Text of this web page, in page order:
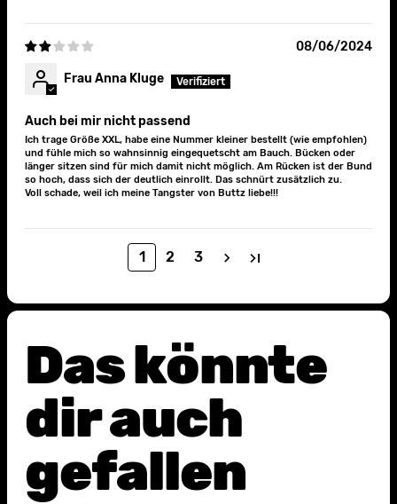
08/06/2024
Frau Anna Kluge
Auch bei mir nicht passend
Ich trage Größe XXL, habe eine Nummer kleiner bestellt (wie empfohlen)
und fühle mich so wahnsinnig eingequetscht am Bauch. Bücken oder
länger sitzen sind für mich damit nicht möglich. Am Rücken ist der Bund
so hoch, dass sich der deutlich einrollt. Das schnürt zusätzlich zu.
Voll schade, weil ich meine Tangster von Buttz liebe!!!
1 2 3
Das könnte
dir auch
gefallen